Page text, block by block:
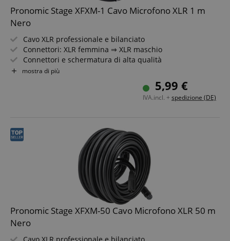
Pronomic Stage XFXM-1 Cavo Microfono XLR 1 m
Nero
Cavo XLR professionale e bilanciato
Connettori: XLR femmina ⇒ XLR maschio
Connettori e schermatura di alta qualità
Lunghezza: 1m
mostra di più
5,99 €
IVA.incl. + spedizione (DE)
Pronomic Stage XFXM-50 Cavo Microfono XLR 50 m
Nero